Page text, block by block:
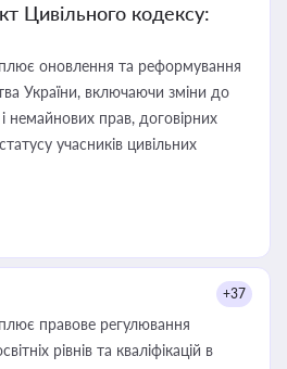
Цивільного кодексу:
оновлення та реформування
України, включаючи зміни до
немайнових прав, договірних
учасників цивільних
+37
правове регулювання
рівнів та кваліфікацій в